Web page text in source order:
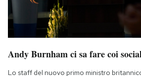
Andy Burnham ci sa fare coi
Lo staff del nuovo primo ministro